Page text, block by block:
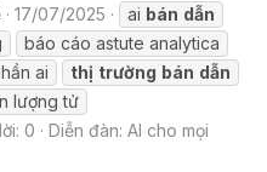
17/07/2025 ai bán dẫn
báo cáo astute analytica
ai thị trường bán dẫn
lượng tử
0 Diễn đàn: AI cho mọi